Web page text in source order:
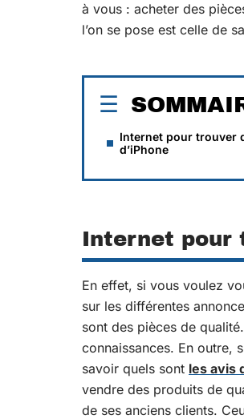
à vous : acheter des
l’on se pose est celle de
Internet pour trouver
d’iPhone
Internet pour
En effet, si vous voulez
sur les différentes
sont des pièces de
connaissances. En outre,
savoir quels sont les avis
vendre des produits de
de ses anciens clients.